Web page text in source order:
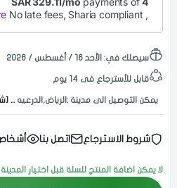
سيصلك في: الأحد ١٦ / أغسطس / ٢٠٢٦
قابل للأسترجاع فى 14 يوم
يمكن التوصيل الى مدينة :الرياض,الدرعيه...
شروط الاسترجاع اتصل بنا
لا يمكن اضافة المنتج للسلة قبل اختيار المدينة